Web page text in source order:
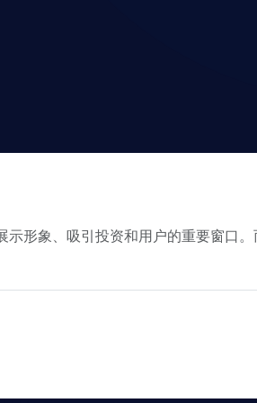
形象、吸引投资和用户的重要窗口